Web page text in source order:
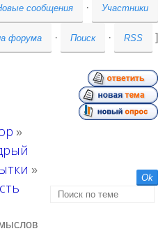
сообщения · Участники
форума · Поиск · RSS ]
»
»